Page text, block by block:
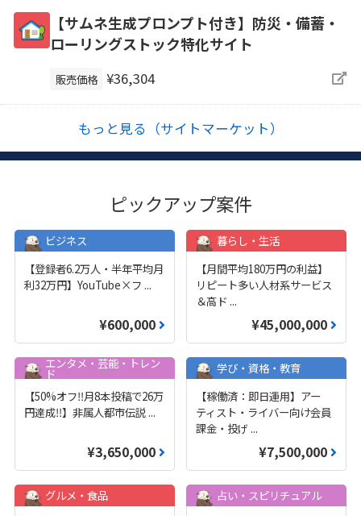
【サムネ生成プロンプト付き】防災・備蓄・
ローリングストック特化サイト
販売価格 ¥36,304
もっと見る（サイトマーケット）
ピックアップ案件
ビジネス
【登録者6.2万人・半年平均月
利32万円】YouTube×フ ...
¥600,000
暮らし・生活
【月間平均180万円の利益】
リピート多い人材系サービス
＆高ド ...
¥45,000,000
エンタメ・芸能・トレン
ド
【50%オフ‼️月8本投稿で26万
円達成‼️】非属人都市伝説 ...
¥3,650,000
学び・資格・教育
【稼働済：即日運用】アー
ティスト・ライバー向け会員
課金・投げ ...
¥7,500,000
グルメ・食品
占い・スピリチュアル